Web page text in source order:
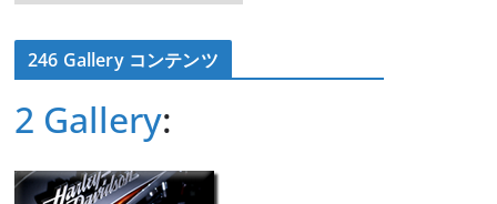
ー
カ
イ246 Gallery コンテンツ
2 Gallery: